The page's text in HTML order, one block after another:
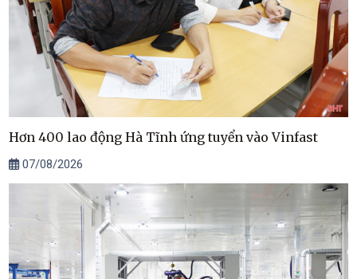
Hơn 400 lao động Hà Tĩnh ứng tuyển vào Vinfast
07/08/2026